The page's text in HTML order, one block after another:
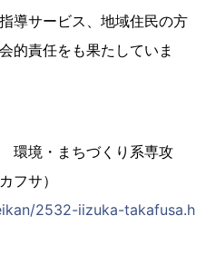
導サービス、地域住民の方
的責任をも果たしていま
境・まちづくり系専攻
フサ）
2532-iizuka-takafusa.h